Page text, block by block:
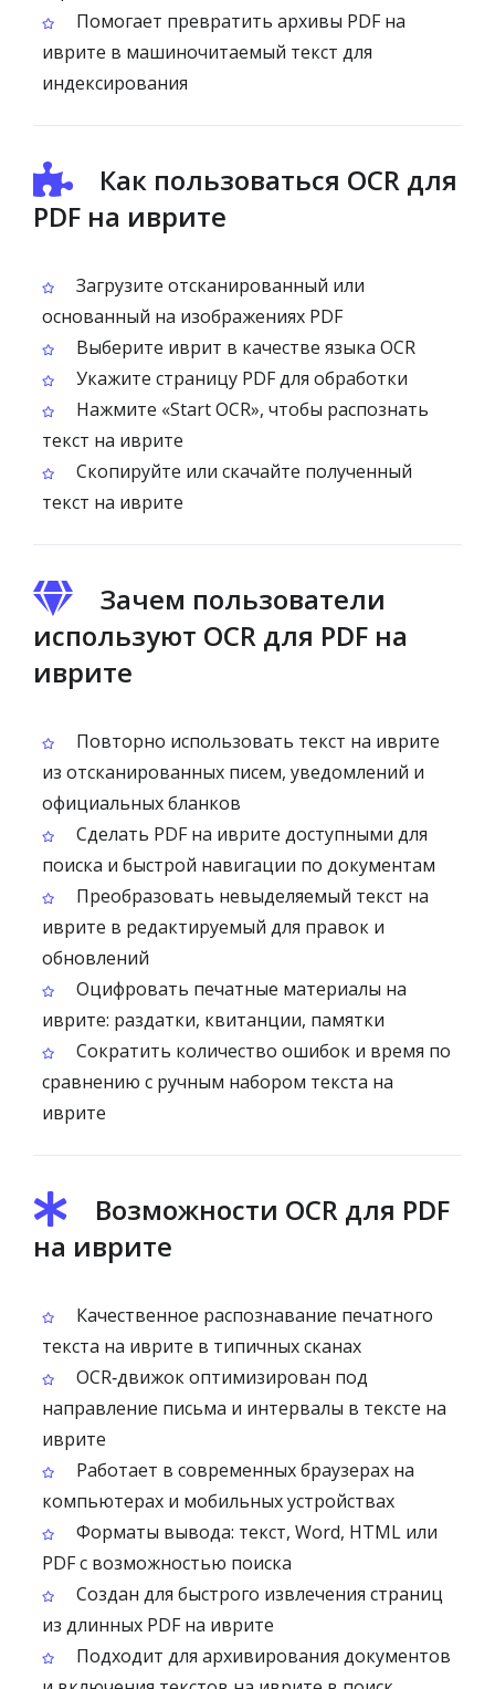
Помогает превратить архивы PDF на
иврите в машиночитаемый текст для
индексирования
Как пользоваться OCR для
PDF на иврите
Загрузите отсканированный или
основанный на изображениях PDF
Выберите иврит в качестве языка OCR
Укажите страницу PDF для обработки
Нажмите «Start OCR», чтобы распознать
текст на иврите
Скопируйте или скачайте полученный
текст на иврите
Зачем пользователи
используют OCR для PDF на
иврите
Повторно использовать текст на иврите
из отсканированных писем, уведомлений и
официальных бланков
Сделать PDF на иврите доступными для
поиска и быстрой навигации по документам
Преобразовать невыделяемый текст на
иврите в редактируемый для правок и
обновлений
Оцифровать печатные материалы на
иврите: раздатки, квитанции, памятки
Сократить количество ошибок и время по
сравнению с ручным набором текста на
иврите
Возможности OCR для PDF
на иврите
Качественное распознавание печатного
текста на иврите в типичных сканах
OCR‑движок оптимизирован под
направление письма и интервалы в тексте на
иврите
Работает в современных браузерах на
компьютерах и мобильных устройствах
Форматы вывода: текст, Word, HTML или
PDF с возможностью поиска
Создан для быстрого извлечения страниц
из длинных PDF на иврите
Подходит для архивирования документов